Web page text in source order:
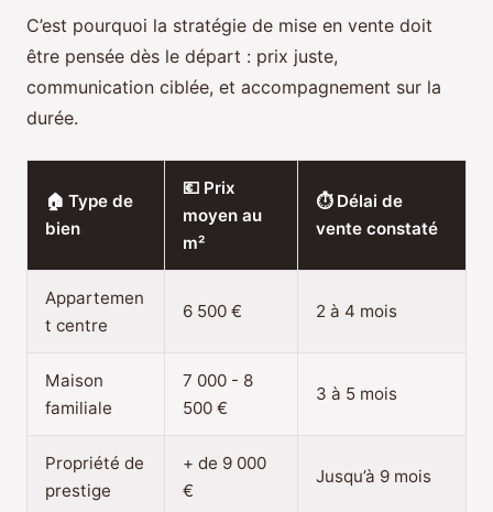
C’est pourquoi la stratégie de mise en vente doit
être pensée dès le départ : prix juste,
communication ciblée, et accompagnement sur la
durée.
🏠 Type de
bien
💶 Prix
moyen au
m²
⏱️ Délai de
vente constaté
Appartemen
t centre
6 500 € 2 à 4 mois
Maison
familiale
7 000 - 8
500 €
3 à 5 mois
Propriété de
prestige
+ de 9 000
€
Jusqu’à 9 mois